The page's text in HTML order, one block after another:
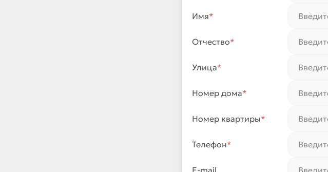
Имя*
Отчество*
Улица*
Номер дома*
Номер квартиры*
Телефон*
E-mail